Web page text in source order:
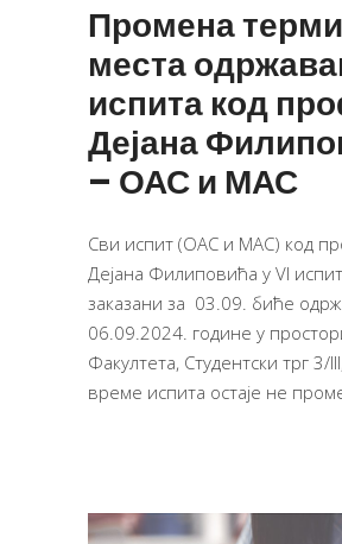
Промена
места
испита код
Дејана
– ОАС и МАС
Сви испит (ОАС и МАС) код
Дејана Филиповића у VI
заказани за 03.09. биће
06.09.2024. године у
Факултета, Студентски трг 3/
време испита остаје не